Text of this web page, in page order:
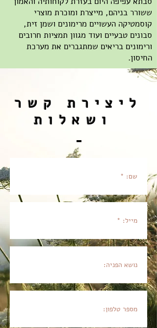
ששורר בניהם, מייצרת ומוכרת מוצרי
קוסמטיקה העשויים מרימונים ושמן זית,
סבונים טבעיים ועוד מגוון תמציות חרובים
ורימונים בריאים שמתגברים את מערכת
החיסון.
ליצירת קשר